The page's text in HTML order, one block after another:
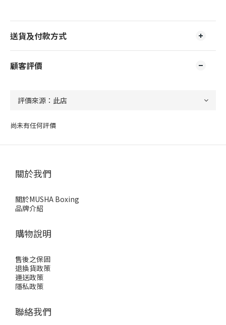
送貨及付款方式
顧客評價
尚未有任何評價
關於我們
關於MUSHA Boxing
品牌介紹
購物說明
售後之保固
退換貨政策
運送政策
隱私政策
聯絡我們